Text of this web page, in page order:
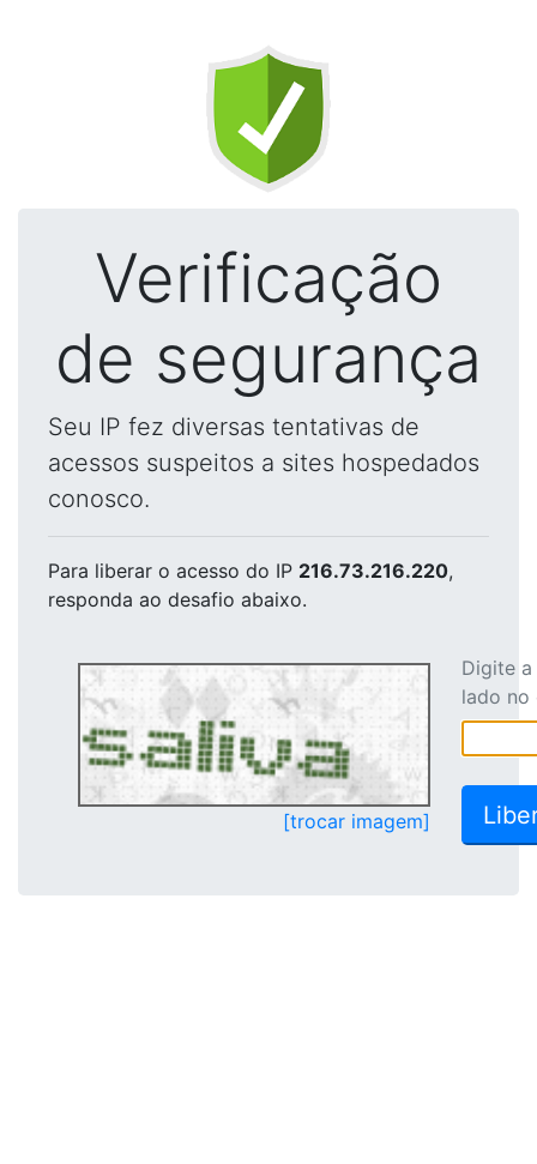
Verificação
de segurança
Seu IP fez diversas tentativas de
acessos suspeitos a sites hospedados
conosco.
Para liberar o acesso do IP 216.73.216.220,
responda ao desafio abaixo.
[trocar imagem]
Digite
lado no